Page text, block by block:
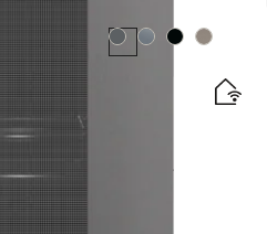
Spalva:Spalva:Spalva:Spalva:
+ “HydroClean”.
klasės etiketė